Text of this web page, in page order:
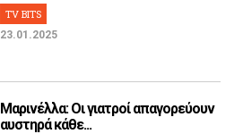
TV BITS
23.01.2025
Μαρινέλλα: Οι γιατροί απαγορεύουν
αυστηρά κάθε...